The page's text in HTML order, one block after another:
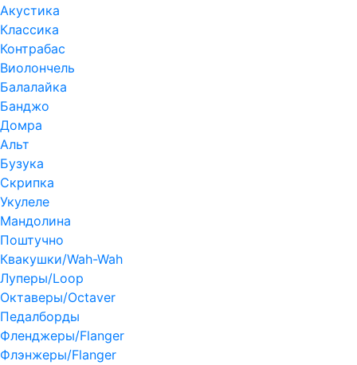
Акустика
Классика
Контрабас
Виолончель
Балалайка
Банджо
Домра
Альт
Бузука
Скрипка
Укулеле
Мандолина
Поштучно
Квакушки/Wah-Wah
Луперы/Loop
Октаверы/Octaver
Педалборды
Фленджеры/Flanger
Флэнжеры/Flanger